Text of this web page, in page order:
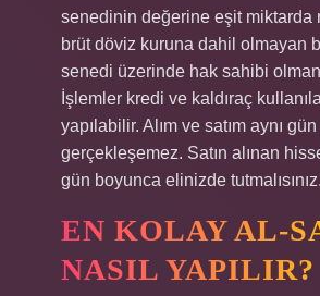
senedinin değerine eşit miktarda
brüt döviz kuruna dahil olmayan
senedi üzerinde hak sahibi
İşlemler kredi ve kaldıraç
yapılabilir. Alım ve satım aynı gün
gerçekleşemez. Satın alınan
gün boyunca elinizde tutmalısınız.
EN KOLAY AL-
NASIL YAPILIR?